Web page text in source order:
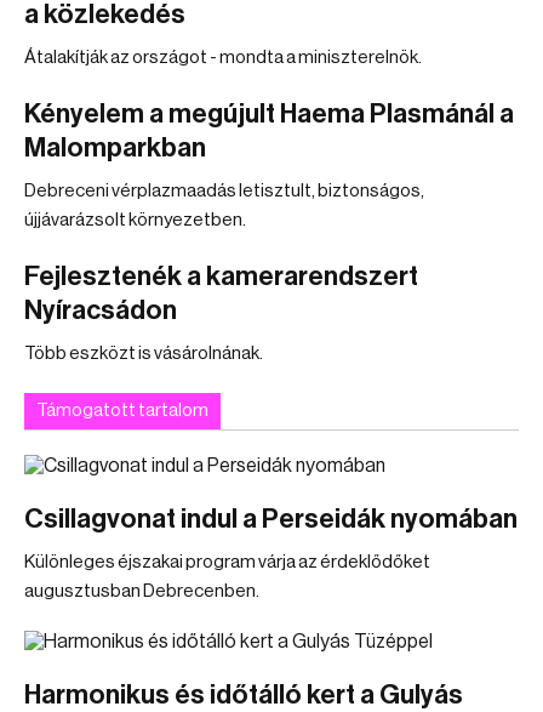
a közlekedés
Átalakítják az országot - mondta a miniszterelnök.
Kényelem a megújult Haema Plasmánál a
Malomparkban
Debreceni vérplazmaadás letisztult, biztonságos,
újjávarázsolt környezetben.
Fejlesztenék a kamerarendszert
Nyíracsádon
Több eszközt is vásárolnának.
Támogatott tartalom
Csillagvonat indul a Perseidák nyomában
Különleges éjszakai program várja az érdeklődőket
augusztusban Debrecenben.
Harmonikus és időtálló kert a Gulyás